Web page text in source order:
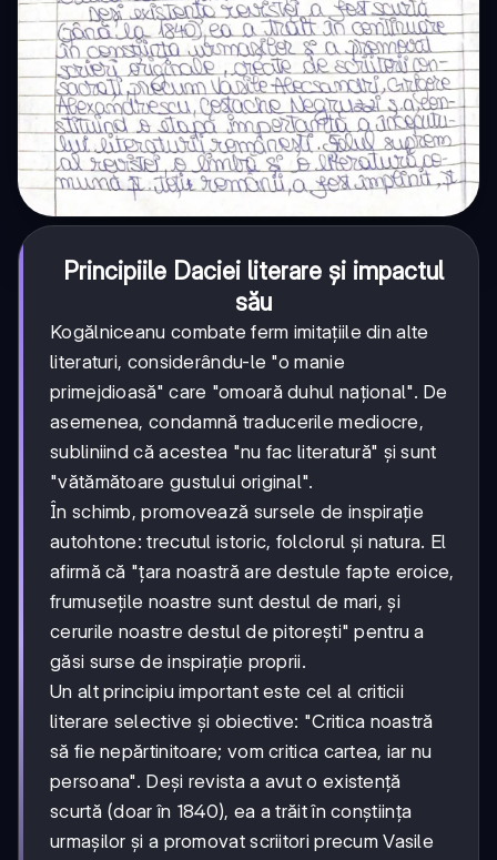
Principiile Daciei literare și impactul
său
Kogălniceanu combate ferm imitațiile din alte
literaturi, considerându-le "o manie
primejdioasă" care "omoară duhul național". De
asemenea, condamnă traducerile mediocre,
subliniind că acestea "nu fac literatură" și sunt
"vătămătoare gustului original".
În schimb, promovează sursele de inspirație
autohtone: trecutul istoric, folclorul și natura. El
afirmă că "țara noastră are destule fapte eroice,
frumusețile noastre sunt destul de mari, și
cerurile noastre destul de pitorești" pentru a
găsi surse de inspirație proprii.
Un alt principiu important este cel al criticii
literare selective și obiective: "Critica noastră
să fie nepărtinitoare; vom critica cartea, iar nu
persoana". Deși revista a avut o existență
scurtă (doar în 1840), ea a trăit în conștiința
urmașilor și a promovat scriitori precum Vasile